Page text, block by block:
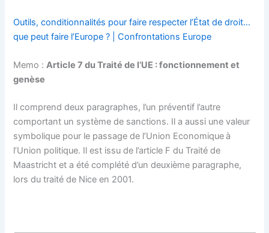
Outils, conditionnalités pour faire respecter l’État de droit…
que peut faire l’Europe ? | Confrontations Europe
Memo :Article 7 du Traité de l’UE : fonctionnement et
genèse
Il comprend deux paragraphes, l’un préventif l’autre
comportant un système de sanctions. Il a aussi une valeur
symbolique pour le passage de l’Union Economiqueà
l’Union politique. Il est issu de l’article F du Traité de
Maastricht et a été complété d’un deuxième paragraphe,
lors du traité de Nice en 2001.